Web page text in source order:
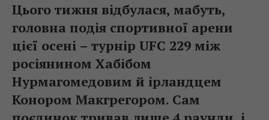
Цього тижня відбулася, мабуть,
головна подія спортивної арени
цієї осені – турнір UFC 229 між
росіянином Хабібом
Нурмагомедовим й ірландцем
Конором Макгрегором. Сам